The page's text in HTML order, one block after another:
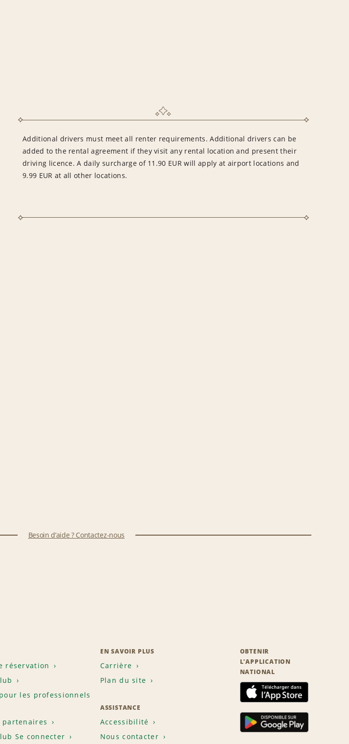
Additional drivers must meet all renter requirements. Additional drivers can be
added to the rental agreement if they visit any rental location and present their
driving licence. A daily surcharge of 11.90 EUR will apply at airport locations and
9.99 EUR at all other locations.
Besoin d’aide ? Contactez-nous
réservation
les professionnels
partenaires
Se connecter
EN SAVOIR PLUS
Carrière
Plan du site
ASSISTANCE
Accessibilité
Nous contacter
OBTENIR
L’APPLICATION
NATIONAL